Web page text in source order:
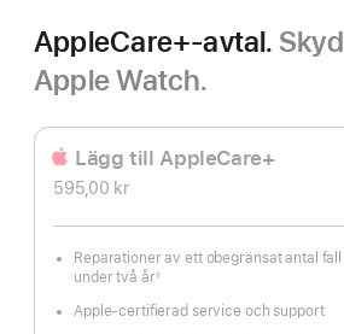
AppleCare+-avtal.
Apple Watch.
Lägg till AppleCare+
595,00 kr
Reparationer av ett obegränsat antal
under två år◊
Apple-certifierad service och support